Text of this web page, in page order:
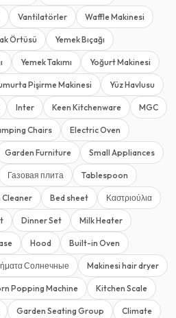
Vantilatörler Waffle Makinesi
Örtüsü Yemek Bıçağı
Yemek Takımı Yoğurt Makinesi
Pişirme Makinesi Yüz Havlusu
Inter Keen Kitchenware MGC
Chairs Electric Oven
Garden Furniture Small Appliances
Газовая плита Tablespoon
Cleaner Bed sheet Καστριούλια
Dinner Set Milk Heater
Hood Built-in Oven
Солнечные Makinesi hair dryer
Popping Machine Kitchen Scale
Garden Seating Group Climate